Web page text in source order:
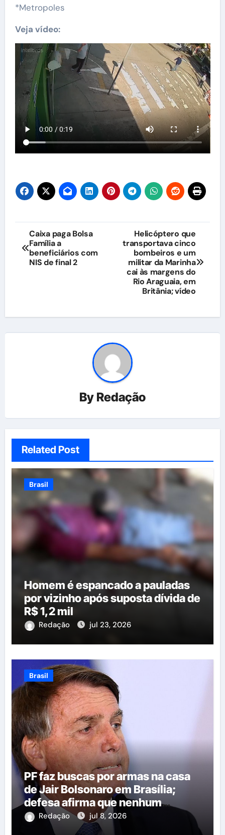
*Metropoles
Veja vídeo:
Navegação
de
Caixa paga Bolsa
Família a
beneficiários com
NIS de final 2
Helicóptero que
transportava cinco
bombeiros e um
militar da Marinha
cai às margens do
Rio Araguaia, em
Britânia; vídeo
By Redação
Related Post
Brasil
Homem é espancado a pauladas
por vizinho após suposta dívida de
R$ 1,2 mil
Redação jul 23, 2026
Brasil
PF faz buscas por armas na casa
de Jair Bolsonaro em Brasília;
defesa afirma que nenhum
armamento foi encontrado
Redação jul 8, 2026